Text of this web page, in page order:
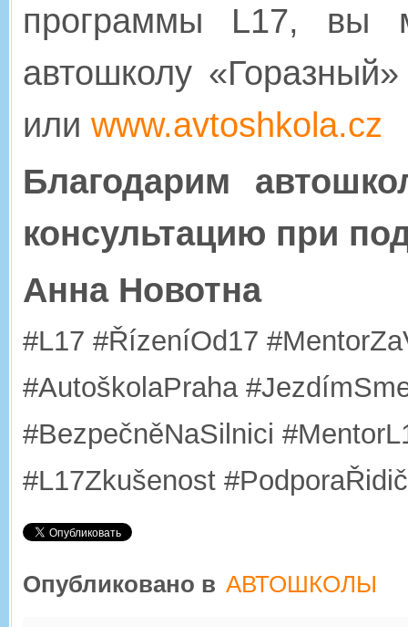
программы L17, вы
автошколу
или www.avtoshkola.cz
Благодарим
консультацию при
Анна Новотна
#L17 #ŘízeníOd17
#AutoškolaPraha
#BezpečněNaSilnici
#L17Zkušenost
Опубликовано в АВТОШКОЛЫ